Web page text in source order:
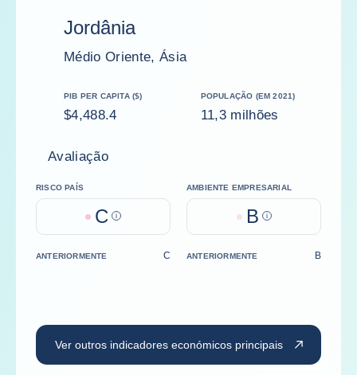
Jordânia
Médio Oriente, Ásia
PIB PER CAPITA ($)
$4,488.4
POPULAÇÃO (EM 2021)
11,3 milhões
Avaliação
RISCO PAÍS
C Help
AMBIENTE EMPRESARIAL
B Help
ANTERIORMENTE C ANTERIORMENTE B
Ver outros indicadores económicos principais